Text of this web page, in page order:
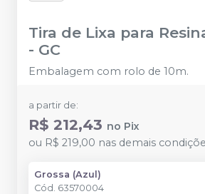
Tira de Lixa para
- GC
Embalagem com rolo de 10m.
a partir de:
R$ 212,43 no Pix
ou R$ 219,00 nas demais
Grossa (Azul)
Cód. 63570004